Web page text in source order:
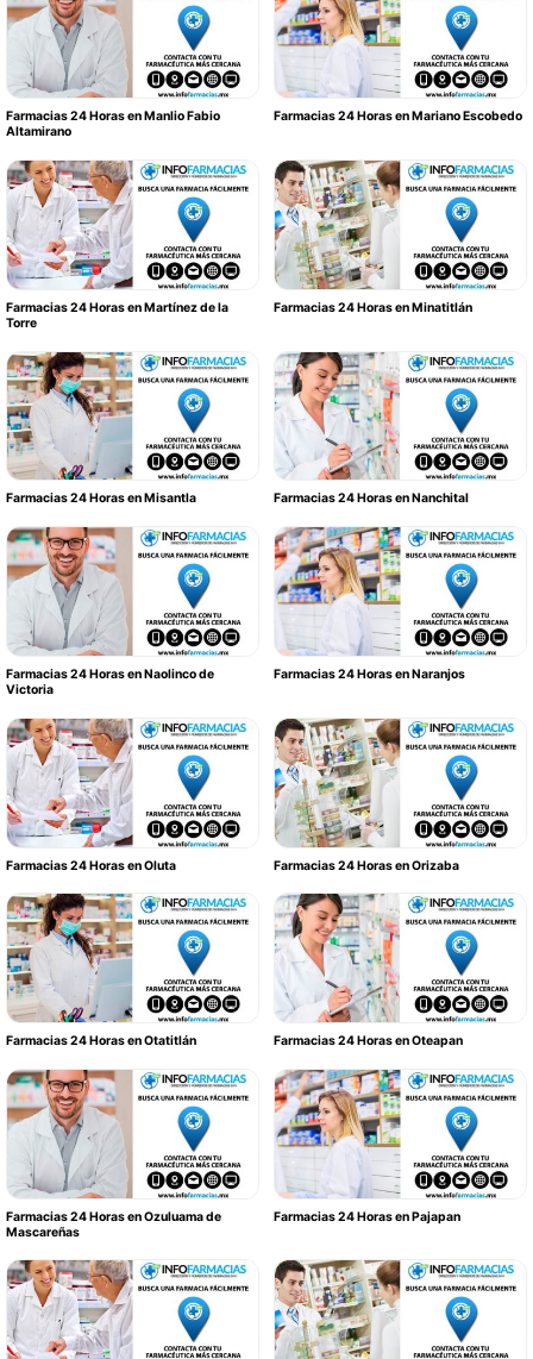
Farmacias 24 Horas en Manlio Fabio
Altamirano
Farmacias 24 Horas en Mariano Escobedo
Farmacias 24 Horas en Martínez de la
Torre
Farmacias 24 Horas en Minatitlán
Farmacias 24 Horas en Misantla Farmacias 24 Horas en Nanchital
Farmacias 24 Horas en Naolinco de
Victoria
Farmacias 24 Horas en Naranjos
Farmacias 24 Horas en Oluta Farmacias 24 Horas en Orizaba
Farmacias 24 Horas en Otatitlán Farmacias 24 Horas en Oteapan
Farmacias 24 Horas en Ozuluama de
Mascareñas
Farmacias 24 Horas en Pajapan